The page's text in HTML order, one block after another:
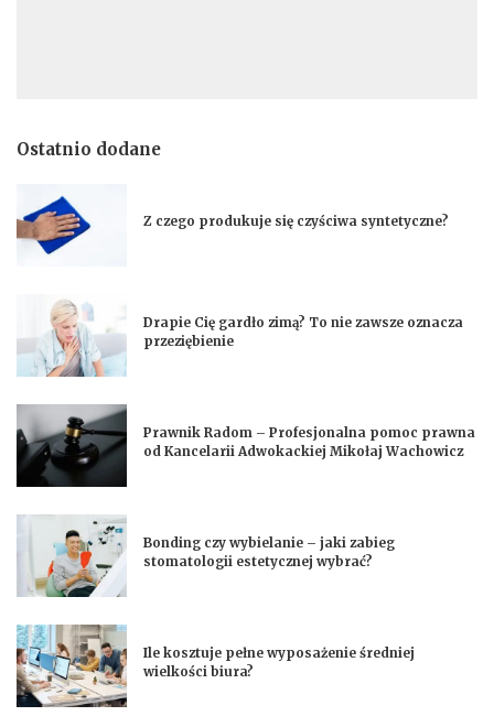
Ostatnio dodane
Z czego produkuje się czyściwa syntetyczne?
Drapie Cię gardło zimą? To nie zawsze oznacza
przeziębienie
Prawnik Radom – Profesjonalna pomoc prawna
od Kancelarii Adwokackiej Mikołaj Wachowicz
Bonding czy wybielanie – jaki zabieg
stomatologii estetycznej wybrać?
Ile kosztuje pełne wyposażenie średniej
wielkości biura?